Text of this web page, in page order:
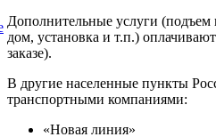
Дополнительные услуги (подъем
дом, установка и т.п.)
заказе).
В другие населенные пункты
транспортными компаниями:
«Новая линия»